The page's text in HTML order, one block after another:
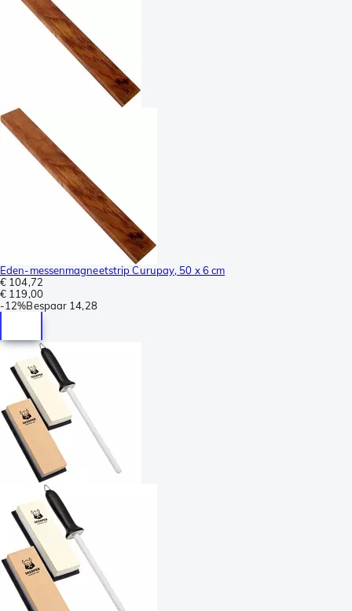
Eden-messenmagneetstrip Curupay, 50 x 6 cm
€ 104,72
€ 119,00
-12%Bespaar 14,28